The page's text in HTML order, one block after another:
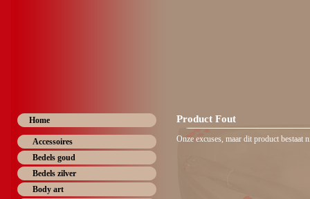
Home
Accessoires
Bedels goud
Bedels zilver
Body art
Product Fout
Onze excuses, maar dit product bestaat